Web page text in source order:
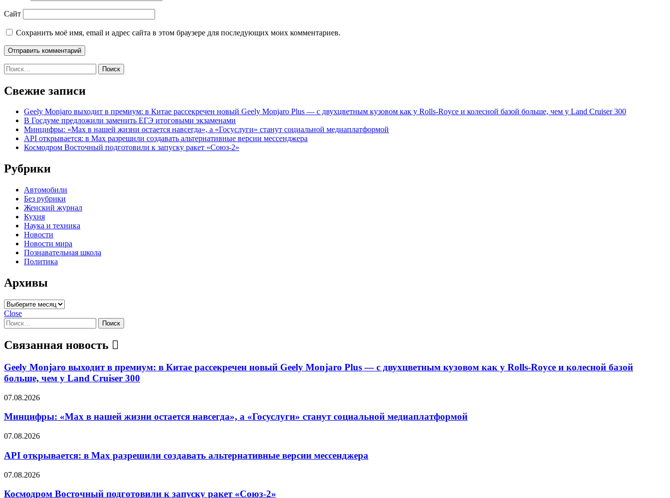
Сайт
Сохранить моё имя, email и адрес сайта в этом браузере для последующих моих комментариев.
Найти:
Свежие записи
Geely Monjaro выходит в премиум: в Китае рассекречен новый Geely Monjaro Plus — с двухцветным кузовом как у Rolls-Royce и колесной базой больше, чем у Land Cruiser 300
В Госдуме предложили заменить ЕГЭ итоговыми экзаменами
Минцифры: «Max в нашей жизни остается навсегда», а «Госуслуги» станут социальной медиаплатформой
API открывается: в Max разрешили создавать альтернативные версии мессенджера
Космодром Восточный подготовили к запуску ракет «Союз-2»
Рубрики
Автомобили
Без рубрики
Женский журнал
Кухня
Наука и техника
Новости
Новости мира
Познавательная школа
Политика
Архивы
Архивы
Close
Найти:
Связанная новость
Geely Monjaro выходит в премиум: в Китае рассекречен новый Geely Monjaro Plus — с двухцветным кузовом как у Rolls-Royce и колесной базой
больше, чем у Land Cruiser 300
07.08.2026
Минцифры: «Max в нашей жизни остается навсегда», а «Госуслуги» станут социальной медиаплатформой
07.08.2026
API открывается: в Max разрешили создавать альтернативные версии мессенджера
07.08.2026
Космодром Восточный подготовили к запуску ракет «Союз-2»